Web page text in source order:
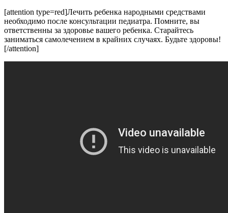
[attention type=red]Лечить ребенка народными средствами
необходимо после консультации педиатра. Помните, вы
ответственны за здоровье вашего ребенка. Старайтесь
заниматься самолечением в крайних случаях. Будьте здоровы!
[/attention]